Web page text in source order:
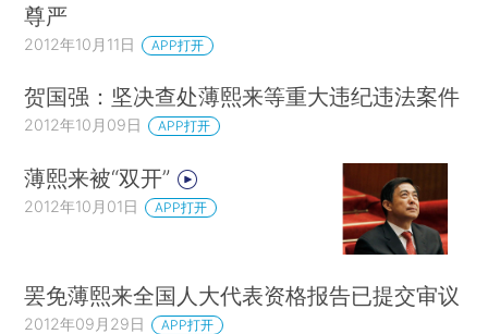
尊严
2012年10月11日 APP打开
贺国强：坚决查处薄熙来等重大违纪违法案件
2012年10月09日 APP打开
薄熙来被“双开”
2012年10月01日 APP打开
罢免薄熙来全国人大代表资格报告已提交审议
2012年09月29日 APP打开